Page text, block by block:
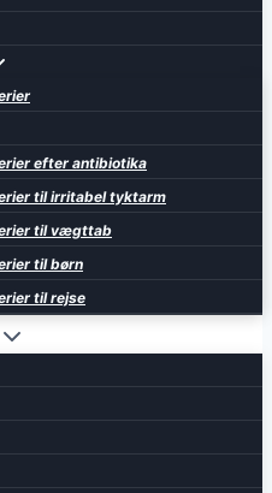
efter antibiotika
til irritabel tyktarm
til vægttab
til børn
til rejse